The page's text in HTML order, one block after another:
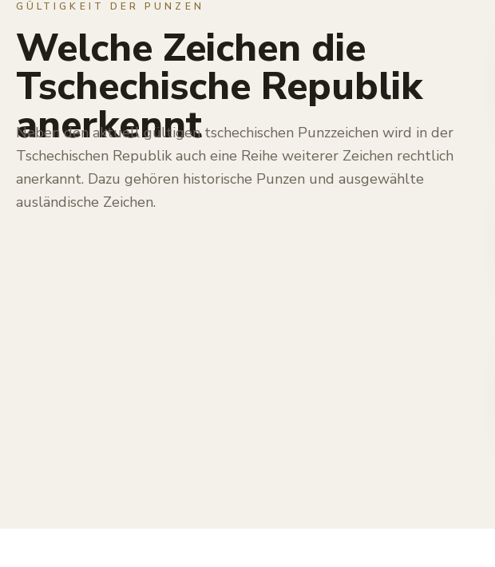
GÜLTIGKEIT DER PUNZEN
Welche Zeichen die
Tschechische Republik
anerkennt
Neben den aktuell gültigen tschechischen Punzzeichen wird in der
Tschechischen Republik auch eine Reihe weiterer Zeichen rechtlich
anerkannt. Dazu gehören historische Punzen und ausgewählte
ausländische Zeichen.